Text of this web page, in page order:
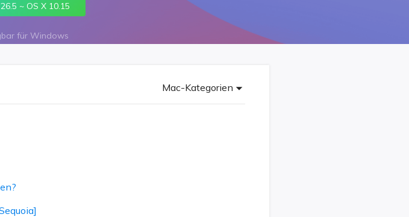
Intelligente Windows-Bereitstellung
EaseUS Todo Backup White Label Service
Audio Tools
~ OS X 10.15
für Windows
Mac-Kategorien